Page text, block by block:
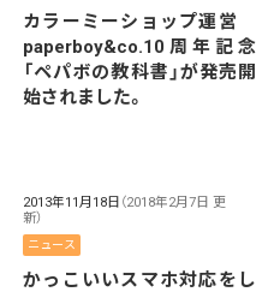
カラーミーショップ運営
paperboy&co.10周年記念
「ペパボの教科書」が発売開
始されました。
2013年11月18日 （2018年2月7日 更
新）
ニュース
かっこいいスマホ対応をし